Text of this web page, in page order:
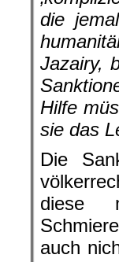
die
Jazairy,
Hilfe
sie das
Die
diese
auch